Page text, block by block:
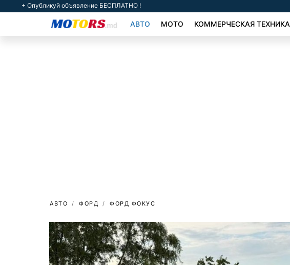
+ Опубликуй объявление БЕСПЛАТНО !
АВТО МОТО КОММЕРЧЕСКАЯ ТЕХНИКА
АВТО ФОРД ФОРД ФОКУС